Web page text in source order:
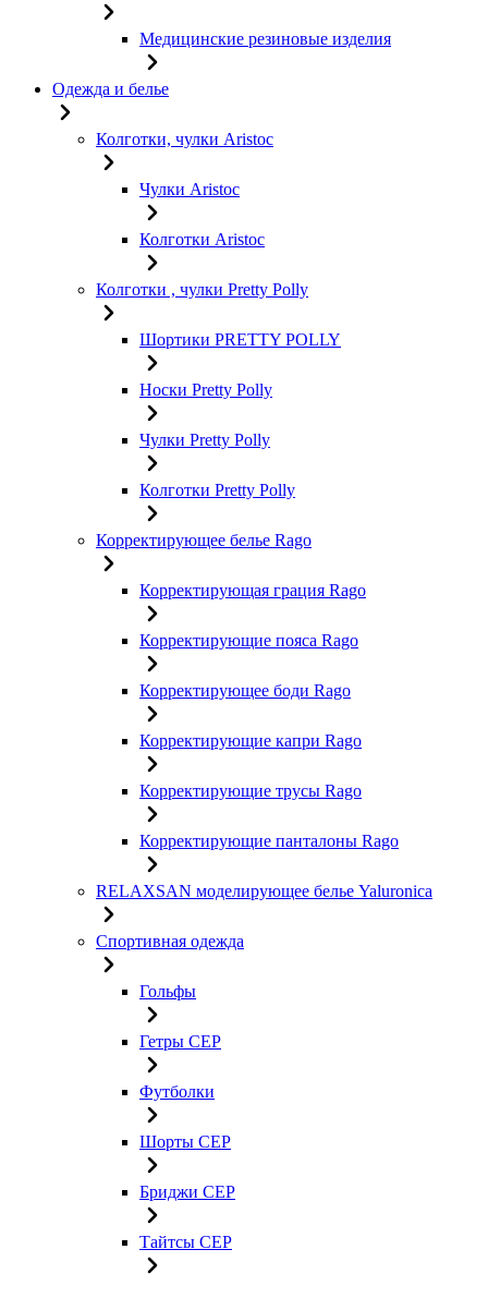
Медицинские резиновые изделия
Одежда и белье
Колготки, чулки Aristoc
Чулки Aristoc
Колготки Aristoc
Колготки , чулки Pretty Polly
Шортики PRETTY POLLY
Носки Pretty Polly
Чулки Pretty Polly
Колготки Pretty Polly
Корректирующее белье Rago
Корректирующая грация Rago
Корректирующие пояса Rago
Корректирующее боди Rago
Корректирующие капри Rago
Корректирующие трусы Rago
Корректирующие панталоны Rago
RELAXSAN моделирующее белье Yaluroniсa
Спортивная одежда
Гольфы
Гетры CEP
Футболки
Шорты CEP
Бриджи CEP
Тайтсы CEP